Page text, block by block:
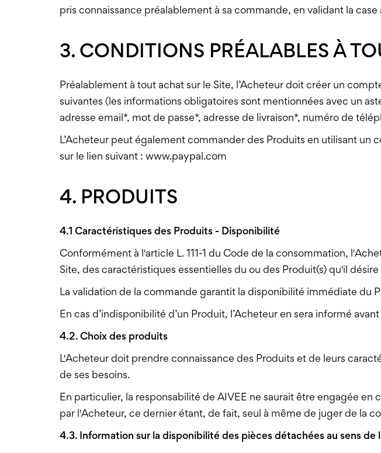
pris connaissance préalablement à sa commande, en validant la
3. CONDITIONS PRÉALABLES À
Préalablement à tout achat sur le Site, l’Acheteur doit créer un
suivantes (les informations obligatoires sont mentionnées avec un
adresse email*, mot de passe*, adresse de livraison*, numéro de
L’Acheteur peut également commander des Produits en utilisant
sur le lien suivant : www.paypal.com
4. PRODUITS
4.1 Caractéristiques des Produits - Disponibilité
Conformément à l'article L. 111-1 du Code de la consommation,
Site, des caractéristiques essentielles du ou des Produit(s) qu'il
La validation de la commande garantit la disponibilité immédiate du
En cas d’indisponibilité d’un Produit, l’Acheteur en sera informé
4.2. Choix des produits
L'Acheteur doit prendre connaissance des Produits et de leurs
de ses besoins.
En particulier, la responsabilité de AIVEE ne saurait être engagée
par l'Acheteur, ce dernier étant, de fait, seul à même de juger de la
4.3. Information sur la disponibilité des pièces détachées au sens de